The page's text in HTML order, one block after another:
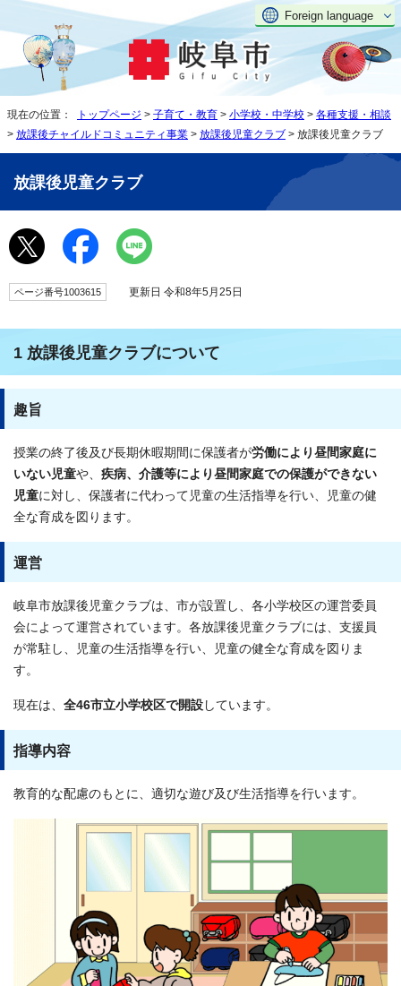
Foreign language
現在の位置： トップページ > 子育て・教育 > 小学校・中学校 > 各種支援・相談
> 放課後チャイルドコミュニティ事業 > 放課後児童クラブ > 放課後児童クラブ
放課後児童クラブ
ページ番号1003615 更新日 令和8年5月25日
1 放課後児童クラブについて
趣旨
授業の終了後及び長期休暇期間に保護者が労働により昼間家庭に
いない児童や、 疾病、介護等により昼間家庭での保護ができない
児童に対し、保護者に代わって児童の生活指導を行い、児童の健
全な育成を図ります。
運営
岐阜市放課後児童クラブは、市が設置し、各小学校区の運営委員
会によって運営されています。各放課後児童クラブには、支援員
が常駐し、児童の生活指導を行い、児童の健全な育成を図りま
す。
現在は、 全46市立小学校区で開設 しています。
指導内容
教育的な配慮のもとに、適切な遊び及び生活指導を行います。